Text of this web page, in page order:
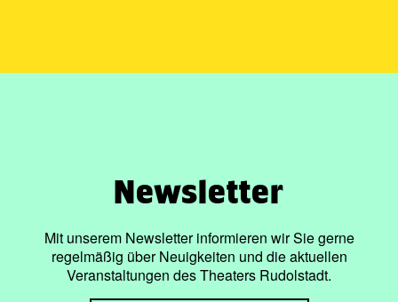
Newsletter
Mit unserem Newsletter informieren wir Sie gerne
regelmäßig über Neuigkeiten und die aktuellen
Veranstaltungen des Theaters Rudolstadt.